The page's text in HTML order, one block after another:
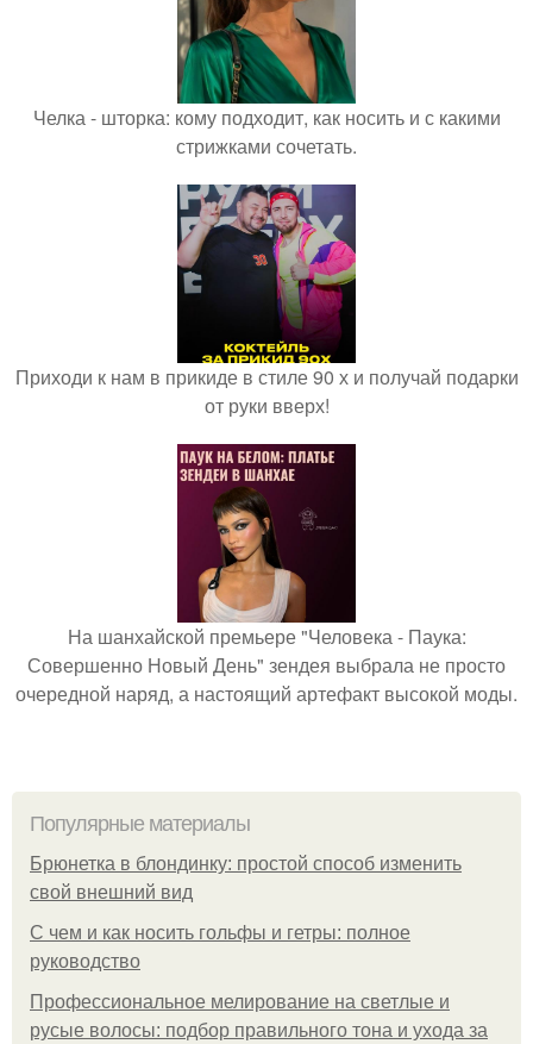
Челка - шторка: кому подходит, как носить и с какими
стрижками сочетать.
Приходи к нам в прикиде в стиле 90 х и получай подарки
от руки вверх!
На шанхайской премьере "Человека - Паука:
Совершенно Новый День" зендея выбрала не просто
очередной наряд, а настоящий артефакт высокой моды.
Популярные материалы
Брюнетка в блондинку: простой способ изменить
свой внешний вид
С чем и как носить гольфы и гетры: полное
руководство
Профессиональное мелирование на светлые и
русые волосы: подбор правильного тона и ухода за